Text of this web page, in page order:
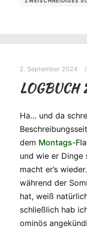
2. September 2024
LOGBUCH
Ha… und da
dem Montags-
und wie er Dinge
macht er’s
während der
hat, weiß
schließlich hab
ominös